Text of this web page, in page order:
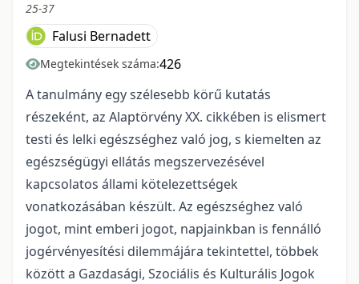
25-37
Falusi Bernadett
Megtekintések száma:426
A tanulmány egy szélesebb körű kutatás
részeként, az Alaptörvény XX. cikkében is elismert
testi és lelki egészséghez való jog, s kiemelten az
egészségügyi ellátás megszervezésével
kapcsolatos állami kötelezettségek
vonatkozásában készült. Az egészséghez való
jogot, mint emberi jogot, napjainkban is fennálló
jogérvényesítési dilemmájára tekintettel, többek
között a Gazdasági, Szociális és Kulturális Jogok